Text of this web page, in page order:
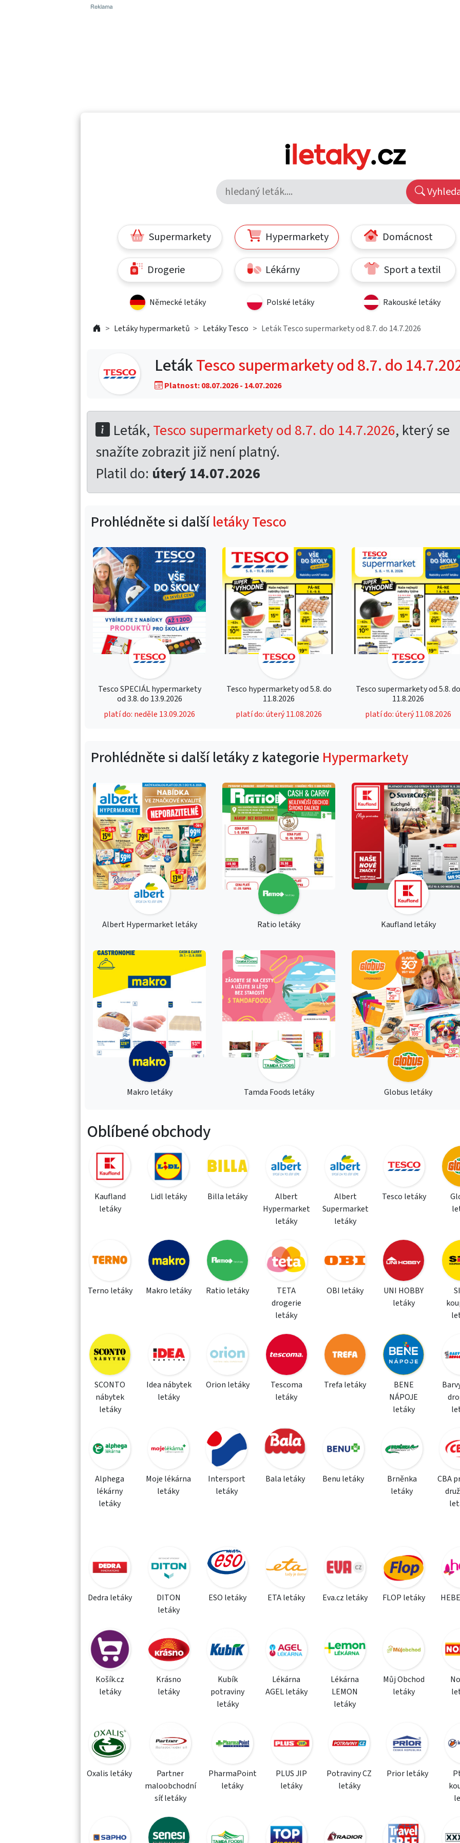
Supermarkety Hypermarkety Domácnost
Drogerie Lékárny Sport a textil
Německé letáky Polské letáky Rakouské letáky
Letáky hypermarketů Letáky Tesco Leták Tesco supermarkety od 8.7. do 14.7.2026
LetákTesco supermarkety od 8.7. do
Platnost: 08.07.2026 - 14.07.2026
Leták, Tesco supermarkety od 8.7. do 14.7.2026, který se
snažíte zobrazit již není platný.
Platil do: úterý 14.07.2026
Prohlédněte si dalšíletáky Tesco
Tesco SPECIÁL hypermarkety
od 3.8. do 13.9.2026
platí do: neděle 13.09.2026
Tesco hypermarkety od 5.8. do
11.8.2026
platí do: úterý 11.08.2026
Tesco supermarkety od 5.8.
11.8.2026
platí do: úterý 11.08.2026
Prohlédněte si další letáky z kategorie Hypermarkety
Albert Hypermarket letáky Ratio letáky Kaufland letáky
Makro letáky Tamda Foods letáky Globus letáky
Oblíbené obchody
Kaufland
letáky
Lidl letáky Billa letáky
Albert
Hypermarket
letáky
Albert
Supermarket
letáky
Tesco letáky
Terno letáky Makro letáky Ratio letáky
TETA
drogerie
letáky
OBI letáky
UNI HOBBY
letáky
SCONTO
nábytek
letáky
Idea nábytek
letáky
Orion letáky
Tescoma
letáky
Trefa letáky
BENE
NÁPOJE
letáky
Alphega
lékárny
letáky
Moje lékárna
letáky
Intersport
letáky
Bala letáky Benu letáky
Brněnka
letáky
CBA
Dedra letáky
DITON
letáky
ESO letáky ETA letáky Eva.cz letáky FLOP letáky
Košík.cz
letáky
Krásno
letáky
Kubík
potraviny
letáky
Lékárna
AGEL letáky
Lékárna
LEMON
letáky
Můj Obchod
letáky
Oxalis letáky
Partner
maloobchodní
síť letáky
PharmaPoint
letáky
PLUS JIP
letáky
Potraviny CZ
letáky
Prior letáky